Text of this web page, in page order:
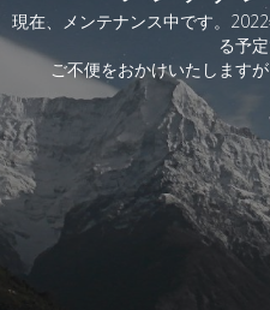
現在、メンテナンス中です。
る予定
ご不便をおかけいたします